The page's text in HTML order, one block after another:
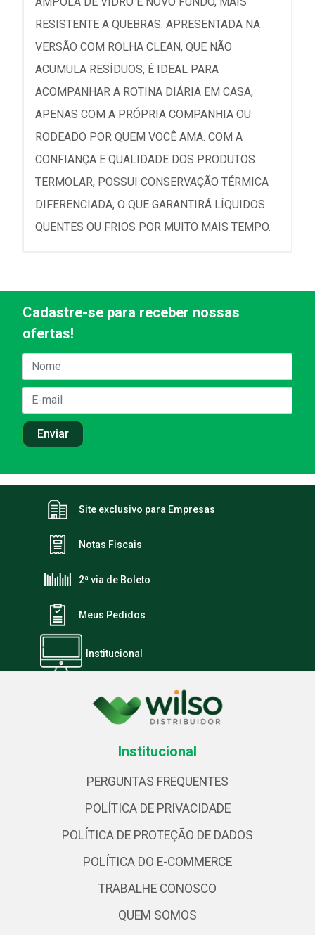
RESISTENTE A QUEBRAS. APRESENTADA NA
VERSÃO COM ROLHA CLEAN, QUE NÃO
ACUMULA RESÍDUOS, É IDEAL PARA
ACOMPANHAR A ROTINA DIÁRIA EM CASA,
APENAS COM A PRÓPRIA COMPANHIA OU
RODEADO POR QUEM VOCÊ AMA. COM A
CONFIANÇA E QUALIDADE DOS PRODUTOS
TERMOLAR, POSSUI CONSERVAÇÃO TÉRMICA
DIFERENCIADA, O QUE GARANTIRÁ LÍQUIDOS
QUENTES OU FRIOS POR MUITO MAIS TEMPO.
Cadastre-se para receber nossas
ofertas!
Site exclusivo para Empresas
Notas Fiscais
2ª via de Boleto
Meus Pedidos
Institucional
Institucional
PERGUNTAS FREQUENTES
POLÍTICA DE PRIVACIDADE
POLÍTICA DE PROTEÇÃO DE DADOS
POLÍTICA DO E-COMMERCE
TRABALHE CONOSCO
QUEM SOMOS